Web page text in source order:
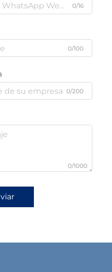
0/16
0/100
0/200
0/1000